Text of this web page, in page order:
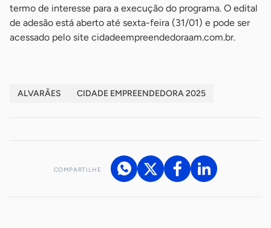
termo de interesse para a execução do programa. O edital
de adesão está aberto até sexta-feira (31/01) e pode ser
acessado pelo site cidadeempreendedoraam.com.br.
ALVARÃES CIDADE EMPREENDEDORA 2025
COMPARTILHE